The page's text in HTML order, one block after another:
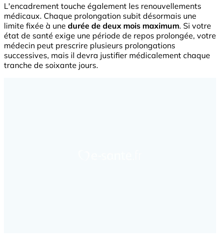
L'encadrement touche également les renouvellements
médicaux. Chaque prolongation subit désormais une
limite fixée à une durée de deux mois maximum. Si votre
état de santé exige une période de repos prolongée, votre
médecin peut prescrire plusieurs prolongations
successives, mais il devra justifier médicalement chaque
tranche de soixante jours.